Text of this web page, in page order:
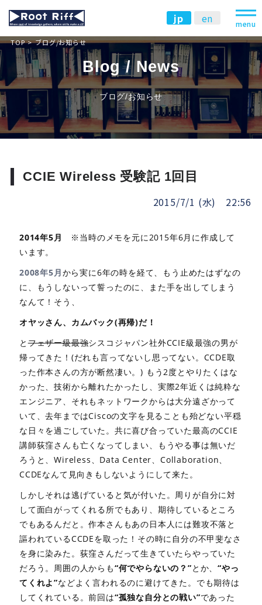
jp en menu
TOP ブログ/お知らせ
Blog / News
ブログ/お知らせ
CCIE Wireless 受験記 1回目
2015/7/1 (水) 22:56
2014年5月
※当時のメモを元に2015年6月に作成して
います。
2008年5月から実に6年の時を経て、もう止めたはずなの
に、もうしないって誓ったのに、また手を出してしまう
なんて！そう、
オヤッさん、カムバック(再帰)だ！
とフェザー級最強シスコジャパン社外CCIE級最強の男が
帰ってきた！(だれも言ってないし思ってない。CCDE取
った作本さんの方が断然凄い。) もう2度とやりたくはな
かった、技術から離れたかったし、実際2年近くは純粋な
エンジニア、それもネットワークからは大分遠ざかって
いて、去年まではCiscoの文字を見ることも殆どない平穏
な日々を過ごしていた。共に喜び合っていた最高のCCIE
講師荻窪さんも亡くなってしまい、もうやる事は無いだ
ろうと、Wireless、Data Center、Collaboration、
CCDEなんて見向きもしないようにして来た。
しかしそれは逃げていると気が付いた。周りが自分に対
して面白がってくれる所でもあり、期待しているところ
でもあるんだと。作本さんもあの日本人には難攻不落と
謳われているCCDEを取った！その時に自分の不甲斐なさ
を身に染みた。荻窪さんだって生きていたらやっていた
だろう。周囲の人からも“何でやらないの？”とか、“やっ
てくれよ”などよく言われるのに避けてきた。でも期待は
してくれている。前回は“孤独な自分との戦い”であった